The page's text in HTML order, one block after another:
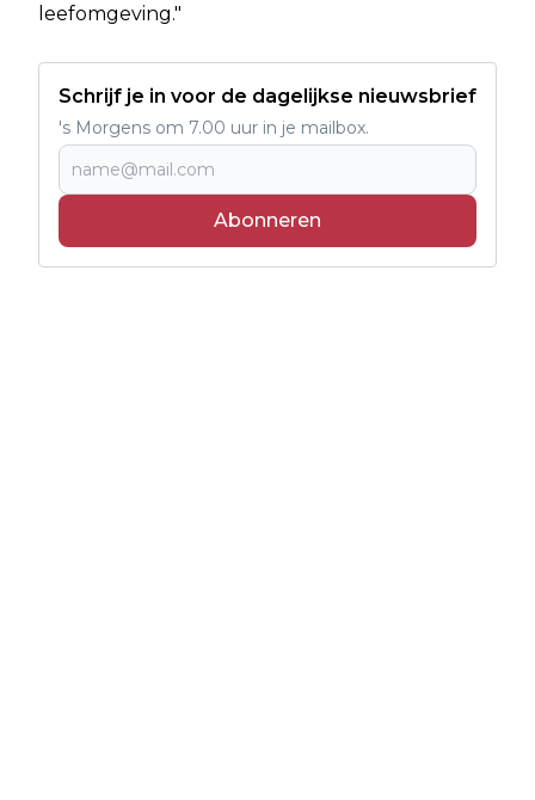
leefomgeving."
Schrijf je in voor de dagelijkse nieuwsbrief
's Morgens om 7.00 uur in je mailbox.
Abonneren